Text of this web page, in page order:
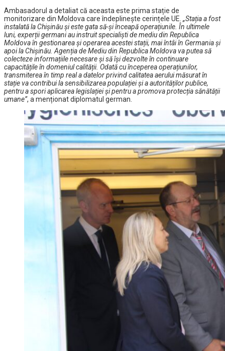
Ambasadorul a detaliat că aceasta este prima stație de
monitorizare din Moldova care îndeplinește cerințele UE. „Stația a fost
instalată la Chișinău și este gata să-și înceapă operațiunile. În ultimele
luni, experții germani au instruit specialiști de mediu din Republica
Moldova în gestionarea și operarea acestei stații, mai întâi în Germania și
apoi la Chișinău. Agenția de Mediu din Republica Moldova va putea să
colecteze informațiile necesare și să își dezvolte în continuare
capacitățile în domeniul calității. Odată cu începerea operațiunilor,
transmiterea în timp real a datelor privind calitatea aerului măsurat în
stație va contribui la sensibilizarea populației și a autorităților publice,
pentru a spori aplicarea legislației și pentru a promova protecția sănătății
umane”, a menționat diplomatul german.